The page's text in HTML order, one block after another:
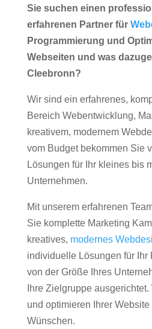
Sie suchen einen
erfahrenen Partner für
Programmierung und
Webseiten und was
Cleebronn?
Wir sind ein erfahrenes,
Bereich Webentwicklung,
kreativem, modernem
vom Budget bekommen Sie
Lösungen für Ihr kleines bis
Unternehmen.
Mit unserem erfahrenen
Sie komplette Marketing
kreatives, modernes
individuelle Lösungen für Ihr
von der Größe Ihres
Ihre Zielgruppe
und optimieren Ihrer Website
Wünschen.